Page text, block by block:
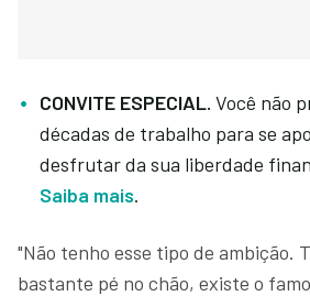
CONVITE ESPECIAL. Você não
décadas de trabalho para se
desfrutar da sua liberdade
Saiba mais.
"Não tenho esse tipo de ambição.
bastante pé no chão, existe o